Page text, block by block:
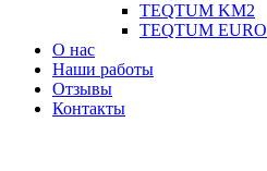
TEQTUM KM2
TEQTUM EURO
О нас
Наши работы
Отзывы
Контакты